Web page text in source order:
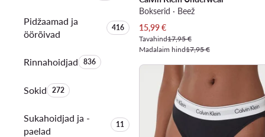
Pidžaamad ja
öörõivad
Toodete arv:
416
RinnahoidjadToodete arv:
836
SokidToodete arv:
272
Sukahoidjad ja -
paelad
Toodete arv:
11
Bokserid · Beež
Praegune hind
15,99€
Tavahind17,95 €
Madalaim hind17,95 €